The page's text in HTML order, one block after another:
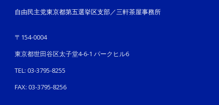
自由民主党東京都第五選挙区支部／三軒茶屋事務所
〒154-0004
東京都世田谷区太子堂4-6-1 パークヒル6
TEL: 03-3795-8255
FAX: 03-3795-8256